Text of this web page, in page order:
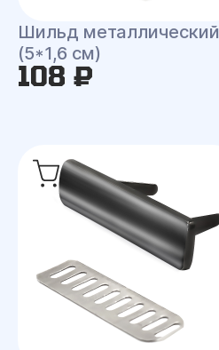
Шильд металлический
(5*1,6 см)
108 ₽